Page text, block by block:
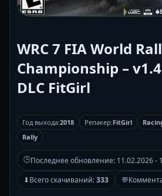
WRC 7 FIA World
Championship –
DLC FitGirl
Год выхода:2018 Репакер:FitGirl
Rally
🕒Последнее обновление: 11.02.2026 -
⬇Всего скачиваний:333 💬